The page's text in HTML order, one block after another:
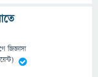
জিজ্ঞাসা